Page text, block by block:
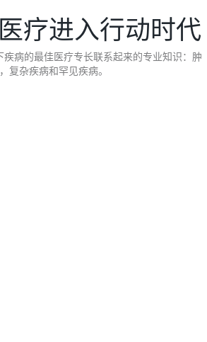
疗进入行动时代
病的最佳医疗专长联系起来的专业知识：肿
复杂疾病和罕见疾病。